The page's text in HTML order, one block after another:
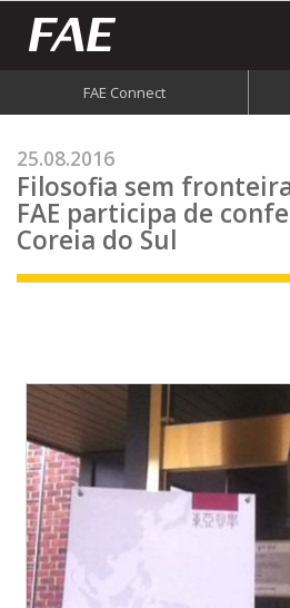
FAE Connect
25.08.2016
Filosofia sem
FAE participa de
Coreia do Sul